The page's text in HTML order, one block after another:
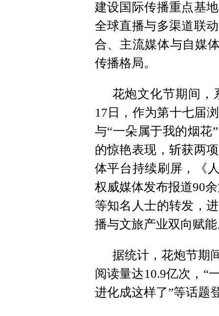
建设国际传播重点基
全球直播与多渠道联
合、主流媒体与自媒
传播格局。
花炮文化节期间，
17日，作为第十七届
与“一朵属于我的烟花
的惊艳表现，斩获两
体平台持续刷屏，《
权威媒体发布报道90
等知名人士的转发，
播与文旅产业双向赋
据统计，花炮节期
阅读量达10.9亿次，“
进化成这样了”等话题